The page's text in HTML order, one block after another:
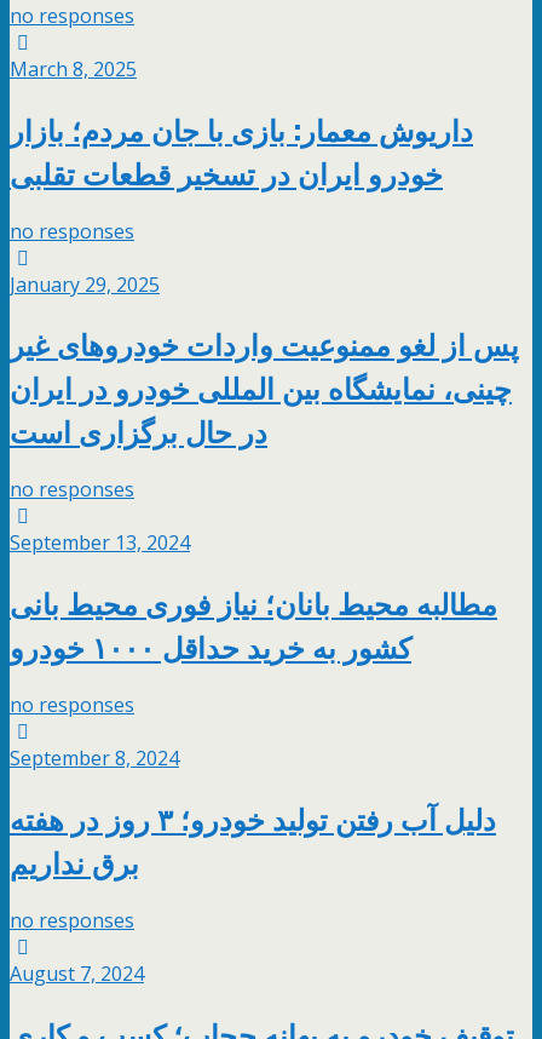
no responses
March 8, 2025
داریوش معمار: بازی با جان مردم؛ بازار
خودرو ایران در تسخیر قطعات تقلبی
no responses
January 29, 2025
پس از لغو ممنوعیت واردات خودروهای غیر
چینی، نمایشگاه بین المللی خودرو در ایران
در حال برگزاری است
no responses
September 13, 2024
مطالبه محیط بانان؛ نیاز فوری محیط بانی
کشور به خرید حداقل ۱۰۰۰ خودرو
no responses
September 8, 2024
دلیل آب رفتن تولید خودرو؛ ۳ روز در هفته
برق نداریم
no responses
August 7, 2024